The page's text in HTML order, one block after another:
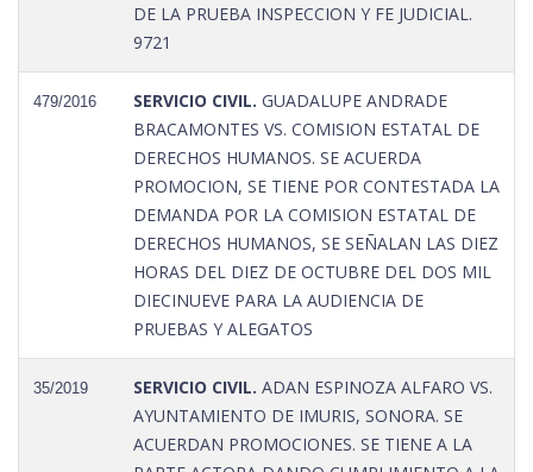
DE LA PRUEBA INSPECCION Y FE JUDICIAL.
9721
479/2016 SERVICIO CIVIL. GUADALUPE ANDRADE
BRACAMONTES VS. COMISION ESTATAL DE
DERECHOS HUMANOS. SE ACUERDA
PROMOCION, SE TIENE POR CONTESTADA LA
DEMANDA POR LA COMISION ESTATAL DE
DERECHOS HUMANOS, SE SEÑALAN LAS DIEZ
HORAS DEL DIEZ DE OCTUBRE DEL DOS MIL
DIECINUEVE PARA LA AUDIENCIA DE
PRUEBAS Y ALEGATOS
35/2019 SERVICIO CIVIL. ADAN ESPINOZA ALFARO VS.
AYUNTAMIENTO DE IMURIS, SONORA. SE
ACUERDAN PROMOCIONES. SE TIENE A LA